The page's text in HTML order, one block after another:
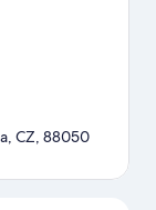
CZ, 88050